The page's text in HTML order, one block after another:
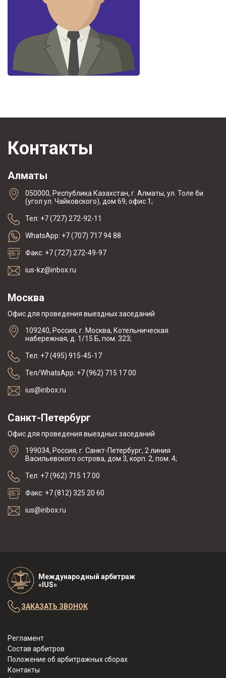
Контакты
Алматы
050000, Республика Казахстан, г. Алматы, ул. Толе би
(угол ул. Чайковского), дом 69, офис 1;
Тел: +7 (727) 272-92-11
WhatsApp: +7 (707) 717 94 88
Факс: +7 (727) 272-49-97
ius-kz@inbox.ru
Москва
Офис для проведения выездных заседаний
109240, Россия, г. Москва, Котельническая
набережная, д. 1/15 Б, пом. 323;
Тел: +7 (495) 915-45-17
Тел/WhatsApp: +7 (962) 715 17 00
ius@inbox.ru
Санкт-Петербург
Офис для проведения выездных заседаний
199034, Россия, г. Санкт-Петербург, 2 линия
Васильевского острова, дом 3, корп. 2, пом. 4;
Тел: +7 (962) 715 17 00
Факс: +7 (812) 325 20 60
ius@inbox.ru
Международный арбитраж
«IUS»
Регламент
Состав арбитров
Положение об арбитражных сборах
Контакты
ЗАКАЗАТЬ ЗВОНОК